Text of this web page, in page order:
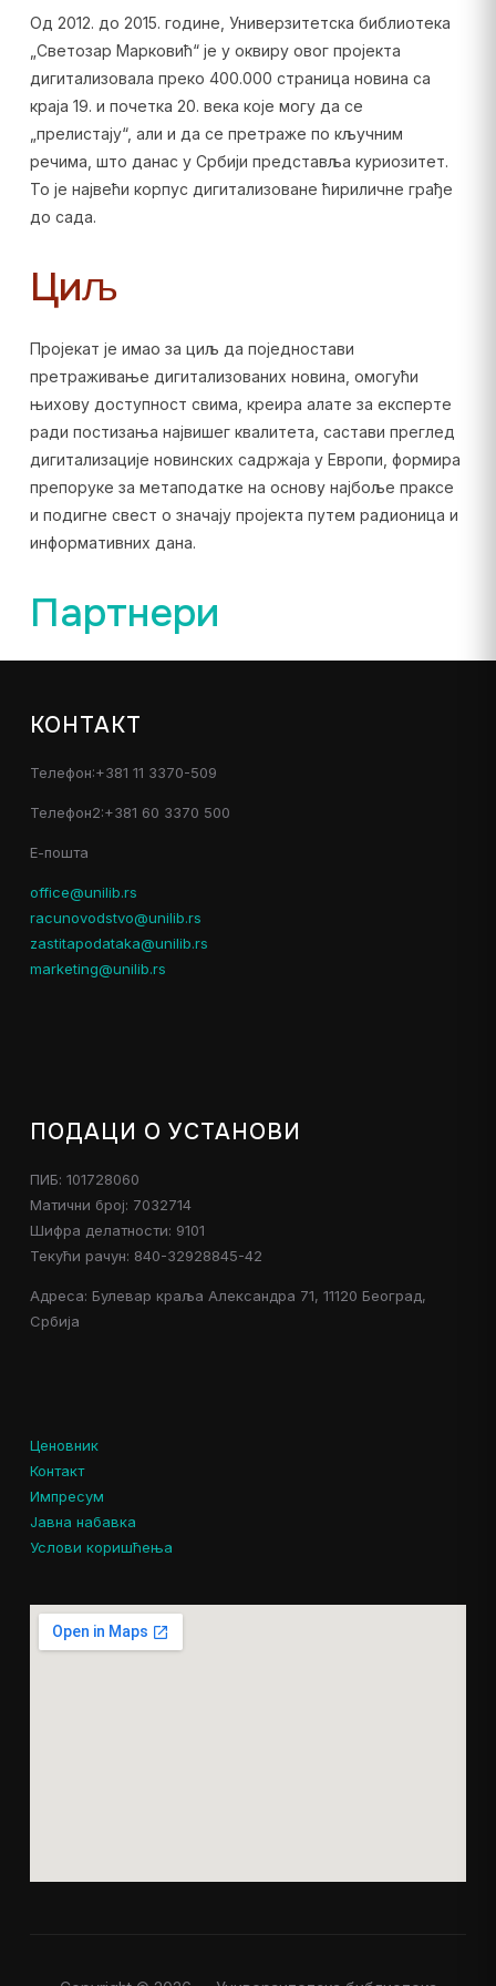
Од 2012. до 2015. године, Универзитетска библиотека
„Светозар Марковић“ је у оквиру овог пројекта
дигитализовала преко 400.000 страница новина са
краја 19. и почетка 20. века које могу да се
„прелистају“, али и да се претраже по кључним
речима, што данас у Србији представља куриозитет.
То је највећи корпус дигитализоване ћириличне грађе
до сада.
Циљ
Пројекат је имао за циљ да поједностави
претраживање дигитализованих новина, омогући
њихову доступност свима, креира алате за експерте
ради постизања највишег квалитета, састави преглед
дигитализације новинских садржаја у Европи, формира
препоруке за метаподатке на основу најбоље праксе
и подигне свест о значају пројекта путем радионица и
информативних дана.
Партнери
КОНТАКТ
Телефон:+381 11 3370-509
Телефон2:+381 60 3370 500
Е-пошта
office@unilib.rs
racunovodstvo@unilib.rs
zastitapodataka@unilib.rs
marketing@unilib.rs
ПОДАЦИ О УСТАНОВИ
ПИБ: 101728060
Матични број: 7032714
Шифра делатности: 9101
Текући рачун: 840-32928845-42
Адреса: Булевар краља Александра 71, 11120 Београд,
Србија
Ценовник
Контакт
Импресум
Јавна набавка
Услови коришћења